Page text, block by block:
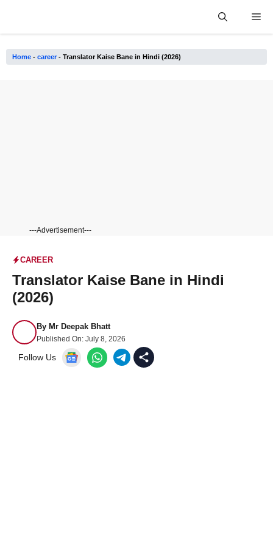
Home - career- Translator Kaise Bane in Hindi (2026)
---Advertisement---
CAREER
Translator Kaise Bane in Hindi
(2026)
By Mr Deepak Bhatt
Published On: July 8, 2026
Follow Us